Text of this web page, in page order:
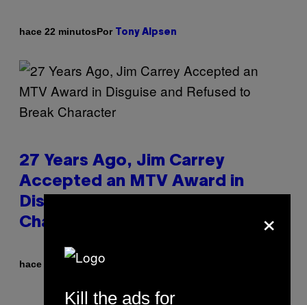
hace 22 minutosPor Tony Alpsen
27 Years Ago, Jim Carrey
Accepted an MTV Award in
Disguise and Refused to Break
Character
hace 26 minutosPor
×
Kill the ads for